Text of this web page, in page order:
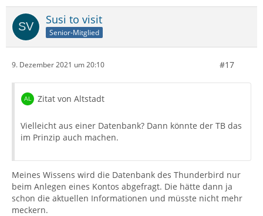
Susi to visit
Senior-Mitglied
9. Dezember 2021 um 20:10 #17
Zitat von Altstadt
Vielleicht aus einer Datenbank? Dann könnte der TB das
im Prinzip auch machen.
Meines Wissens wird die Datenbank des Thunderbird nur
beim Anlegen eines Kontos abgefragt. Die hätte dann ja
schon die aktuellen Informationen und müsste nicht mehr
meckern.